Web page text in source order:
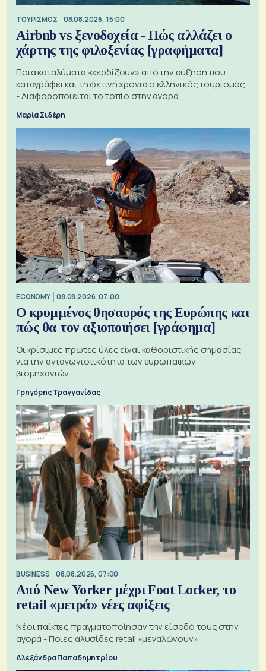
ΤΟΥΡΙΣΜΟΣ 08.08.2026, 15:00
Airbnb vs ξενοδοχεία - Πώς αλλάζει ο
χάρτης της φιλοξενίας [γραφήματα]
Ποια καταλύματα «κερδίζουν» από την αύξηση που
καταγράφει και τη φετινή χρονιά ο ελληνικός τουρισμός
- Διαφοροποιείται το τοπίο στην αγορά
Μαρία Σιδέρη
ECONOMY 08.08.2026, 07:00
Ο κρυμμένος θησαυρός της Ευρώπης και
πώς θα τον αξιοποιήσει [γράφημα]
Οι κρίσιμες πρώτες ύλες είναι καθοριστικής σημασίας
για την ανταγωνιστικότητα των ευρωπαϊκών
βιομηχανιών
Γρηγόρης Τραγγανίδας
BUSINESS 08.08.2026, 07:00
Από New Yorker μέχρι Foot Locker, το
retail «μετρά» νέες αφίξεις
Νέοι παίκτες πραγματοποίησαν την είσοδό τους στην
αγορά - Ποιες αλυσίδες retail «μεγαλώνουν»
Αλεξάνδρα Παπαδημητρίου